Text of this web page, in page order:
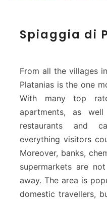
Spiaggia di
From all the villages
Platanias is the one
With many top
apartments, as
restaurants and
everything visitors
Moreover, banks,
supermarkets are
away. The area is
domestic travellers,